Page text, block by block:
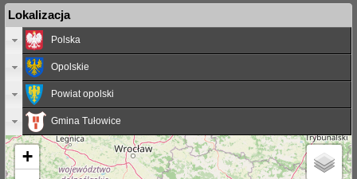
Lokalizacja
Polska
Opolskie
Powiat opolski
Gmina Tułowice
+